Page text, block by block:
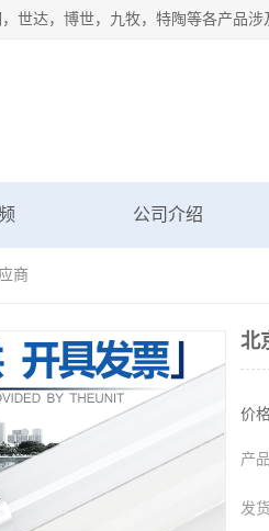
公司介绍
商
北
价格
产
发